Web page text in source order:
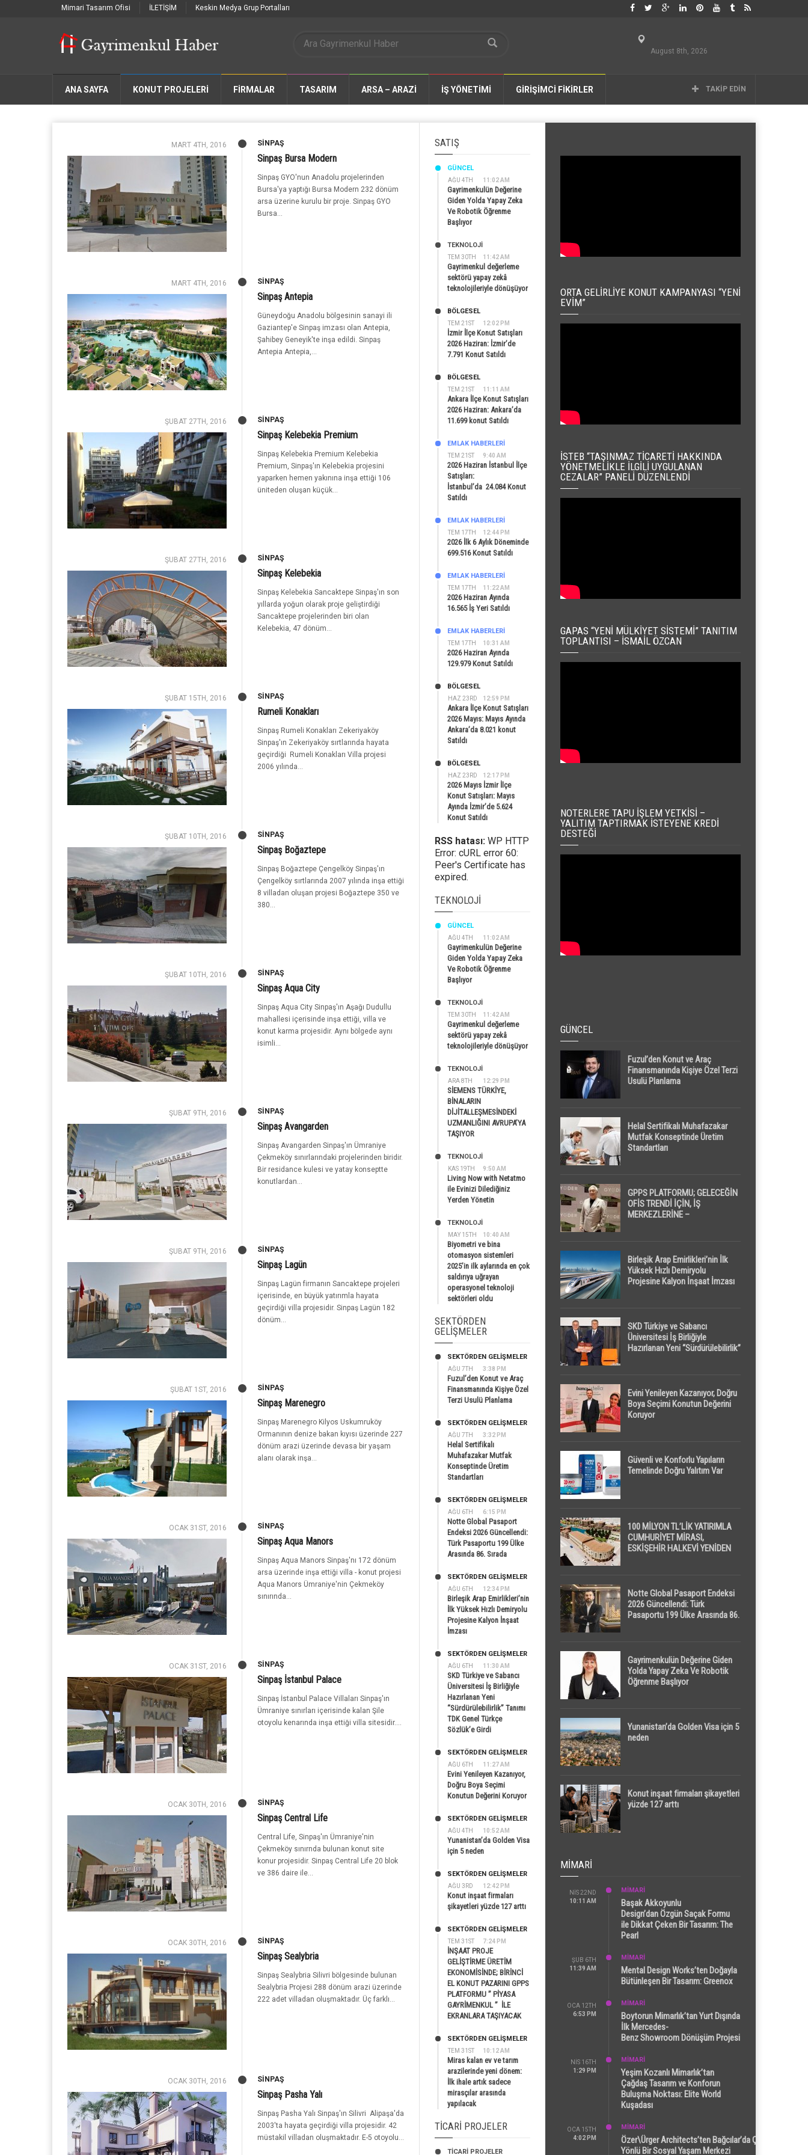
Mimari Tasarım Ofisi İLETİŞİM Keskin Medya Grup Portalları
August 8th, 2026
ANA SAYFA KONUT PROJELERİ FIRMALAR TASARIM ARSA – ARAZİ İŞ YÖNETİMİ GİRİŞİMCİ FİKİRLER TAKIP EDIN
MART 4TH, 2016 SINPAŞ
Sinpaş Bursa Modern
Sinpaş GYO'nun Anadolu projelerinden
Bursa'ya yaptığı Bursa Modern 232 dönüm
arsa üzerine kurulu bir proje. Sinpaş GYO
Bursa...
MART 4TH, 2016 SINPAŞ
Sinpaş Antepia
Güneydoğu Anadolu bölgesinin sanayi ili
Gaziantep'e Sinpaş imzası olan Antepia,
Şahibey Geneyik'te inşa edildi. Sinpaş
Antepia Antepia,...
ŞUBAT 27TH, 2016 SINPAŞ
Sinpaş Kelebekia Premium
Sinpaş Kelebekia Premium Kelebekia
Premium, Sinpaş'ın Kelebekia projesini
yaparken hemen yakınına inşa ettiği 106
üniteden oluşan küçük...
ŞUBAT 27TH, 2016 SINPAŞ
Sinpaş Kelebekia
Sinpaş Kelebekia Sancaktepe Sinpaş'ın son
yıllarda yoğun olarak proje geliştirdiği
Sancaktepe projelerinden biri olan
Kelebekia, 47 dönüm...
ŞUBAT 15TH, 2016 SINPAŞ
Rumeli Konakları
Sinpaş Rumeli Konakları Zekeriyaköy
Sinpaş'ın Zekeriyaköy sırtlarında hayata
geçirdiği Rumeli Konakları Villa projesi
2006 yılında...
ŞUBAT 10TH, 2016 SINPAŞ
Sinpaş Boğaztepe
Sinpaş Boğaztepe Çengelköy Sinpaş'ın
Çengelköy sırtlarında 2007 yılında inşa ettiği
8 villadan oluşan projesi Boğaztepe 350 ve
380...
ŞUBAT 10TH, 2016 SINPAŞ
Sinpaş Aqua City
Sinpaş Aqua City Sinpaş'ın Aşağı Dudullu
mahallesi içerisinde inşa ettiği, villa ve
konut karma projesidir. Aynı bölgede aynı
isimli...
ŞUBAT 9TH, 2016 SINPAŞ
Sinpaş Avangarden
Sinpaş Avangarden Sinpaş'ın Ümraniye
Çekmeköy sınırlarındaki projelerinden biridir.
Bir residance kulesi ve yatay konseptte
konutlardan...
ŞUBAT 9TH, 2016 SINPAŞ
Sinpaş Lagün
Sinpaş Lagün firmanın Sancaktepe projeleri
içerisinde, en büyük yatırımla hayata
geçirdiği villa projesidir. Sinpaş Lagün 182
dönüm...
ŞUBAT 1ST, 2016 SINPAŞ
Sinpaş Marenegro
Sinpaş Marenegro Kilyos Uskumruköy
Ormanının denize bakan kıyısı üzerinde 227
dönüm arazi üzerinde devasa bir yaşam
alanı olarak inşa...
OCAK 31ST, 2016 SINPAŞ
Sinpaş Aqua Manors
Sinpaş Aqua Manors Sinpaş'nı 172 dönüm
arsa üzerinde inşa ettiği villa - konut projesi
Aqua Manors Ümraniye'nin Çekmeköy
sınırında...
OCAK 31ST, 2016 SINPAŞ
Sinpaş İstanbul Palace
Sinpaş İstanbul Palace Villaları Sinpaş'ın
Ümraniye sınırları içerisinde kalan Şile
otoyolu kenarında inşa ettiği villa sitesidir....
OCAK 30TH, 2016 SINPAŞ
Sinpaş Central Life
Central Life, Sinpaş'ın Ümraniye'nin
Çekmeköy sınırnda bulunan konut site
konur projesidir. Sinpaş Central Life 20 blok
ve 386 daire ile...
OCAK 30TH, 2016 SINPAŞ
Sinpaş Sealybria
Sinpaş Sealybria Silivri bölgesinde bulunan
Sealybria Projesi 288 dönüm arazi üzerinde
222 adet villadan oluşmaktadır. Üç farklı...
OCAK 30TH, 2016 SINPAŞ
Sinpaş Pasha Yalı
Sinpaş Pasha Yalı Sinpaş'ın Silivri Alipaşa'da
2003'ta hayata geçirdiği villa projesidir. 42
müstakil villadan oluşmaktadır. E-5 otoyolu...
SATIŞ
AĞU 4TH 11:02 AM
GÜNCEL
Gayrimenkulün Değerine
Giden Yolda Yapay Zeka
Ve Robotik Öğrenme
Başlıyor
TEM 30TH 11:42 AM
TEKNOLOJİ
Gayrimenkul değerleme
sektörü yapay zekâ
teknolojileriyle dönüşüyor
TEM 21ST 12:02 PM
BÖLGESEL
İzmir İlçe Konut Satışları
2026 Haziran: İzmir’de
7.791 Konut Satıldı
TEM 21ST 11:11 AM
BÖLGESEL
Ankara İlçe Konut Satışları
2026 Haziran: Ankara’da
11.699 konut Satıldı
TEM 21ST 9:40 AM
EMLAK HABERLERI
2026 Haziran İstanbul İlçe
Satışları:
İstanbul’da 24.084 Konut
Satıldı
TEM 17TH 12:44 PM
EMLAK HABERLERI
2026 İlk 6 Aylık Döneminde
699.516 Konut Satıldı
TEM 17TH 11:22 AM
EMLAK HABERLERI
2026 Haziran Ayında
16.565 İş Yeri Satıldı
TEM 17TH 10:31 AM
EMLAK HABERLERI
2026 Haziran Ayında
129.979 Konut Satıldı
HAZ 23RD 12:59 PM
BÖLGESEL
Ankara İlçe Konut Satışları
2026 Mayıs: Mayıs Ayında
Ankara’da 8.021 konut
Satıldı
HAZ 23RD 12:17 PM
BÖLGESEL
2026 Mayıs İzmir İlçe
Konut Satışları: Mayıs
Ayında İzmir’de 5.624
Konut Satıldı
RSS hatası: WP HTTP
Error: cURL error 60:
Peer's Certificate has
expired.
TEKNOLOJI
AĞU 4TH 11:02 AM
GÜNCEL
Gayrimenkulün Değerine
Giden Yolda Yapay Zeka
Ve Robotik Öğrenme
Başlıyor
TEM 30TH 11:42 AM
TEKNOLOJİ
Gayrimenkul değerleme
sektörü yapay zekâ
teknolojileriyle dönüşüyor
ARA 8TH 12:29 PM
TEKNOLOJİ
SİEMENS TÜRKİYE,
BİNALARIN
DİJİTALLEŞMESİNDEKİ
UZMANLIĞINI AVRUPA’YA
TAŞIYOR
KAS 19TH 9:50 AM
TEKNOLOJİ
Living Now with Netatmo
ile Evinizi Dilediğiniz
Yerden Yönetin
MAY 15TH 10:40 AM
TEKNOLOJİ
Biyometri ve bina
otomasyon sistemleri
2025’in ilk aylarında en çok
saldırıya uğrayan
operasyonel teknoloji
sektörleri oldu
SEKTÖRDEN
GELIŞMELER
AĞU 7TH 3:38 PM
SEKTÖRDEN GELIŞMELER
Fuzul’den Konut ve Araç
Finansmanında Kişiye Özel
Terzi Usulü Planlama
AĞU 7TH 3:32 PM
SEKTÖRDEN GELIŞMELER
Helal Sertifikalı
Muhafazakar Mutfak
Konseptinde Üretim
Standartları
AĞU 6TH 6:15 PM
SEKTÖRDEN GELIŞMELER
Notte Global Pasaport
Endeksi 2026 Güncellendi:
Türk Pasaportu 199 Ülke
Arasında 86. Sırada
AĞU 6TH 12:34 PM
SEKTÖRDEN GELIŞMELER
Birleşik Arap Emirlikleri’nin
İlk Yüksek Hızlı Demiryolu
Projesine Kalyon İnşaat
İmzası
AĞU 6TH 11:30 AM
SEKTÖRDEN GELIŞMELER
SKD Türkiye ve Sabancı
Üniversitesi İş Birliğiyle
Hazırlanan Yeni
“Sürdürülebilirlik” Tanımı
TDK Genel Türkçe
Sözlük’e Girdi
AĞU 6TH 11:27 AM
SEKTÖRDEN GELIŞMELER
Evini Yenileyen Kazanıyor,
Doğru Boya Seçimi
Konutun Değerini Koruyor
AĞU 4TH 10:52 AM
SEKTÖRDEN GELIŞMELER
Yunanistan’da Golden Visa
için 5 neden
AĞU 3RD 12:42 PM
SEKTÖRDEN GELIŞMELER
Konut inşaat firmaları
şikayetleri yüzde 127 arttı
TEM 31ST 7:24 PM
SEKTÖRDEN GELIŞMELER
İNŞAAT PROJE
GELİŞTİRME ÜRETİM
EKONOMİSİNDE; BİRİNCİ
EL KONUT PAZARINI GPPS
PLATFORMU ” PİYASA
GAYRİMENKUL ” İLE
EKRANLARA TAŞIYACAK
TEM 31ST 10:12 AM
SEKTÖRDEN GELIŞMELER
Miras kalan ev ve tarım
arazilerinde yeni dönem:
İlk ihale artık sadece
mirasçılar arasında
yapılacak
TICARI PROJELER
TİCARİ PROJELER
ORTA GELIRLIYE KONUT KAMPANYASI “YENI
EVIM”
İSTEB “TAŞINMAZ TICARETI HAKKINDA
YÖNETMELIKLE İLGILI UYGULANAN
CEZALAR” PANELI DÜZENLENDI
GAPAS “YENI MÜLKIYET SISTEMI” TANITIM
TOPLANTISI – İSMAIL ÖZCAN
NOTERLERE TAPU İŞLEM YETKISI –
YALITIM TAPTIRMAK İSTEYENE KREDI
DESTEĞI
GÜNCEL
Fuzul’den Konut ve Araç
Finansmanında Kişiye Özel Terzi
Usulü Planlama
Helal Sertifikalı Muhafazakar
Mutfak Konseptinde Üretim
Standartları
GPPS PLATFORMU; GELECEĞİN
OFİS TRENDİ İÇİN, İŞ
MERKEZLERİNE –
Birleşik Arap Emirlikleri’nin İlk
Yüksek Hızlı Demiryolu
Projesine Kalyon İnşaat İmzası
SKD Türkiye ve Sabancı
Üniversitesi İş Birliğiyle
Hazırlanan Yeni “Sürdürülebilirlik”
Evini Yenileyen Kazanıyor, Doğru
Boya Seçimi Konutun Değerini
Koruyor
Güvenli ve Konforlu Yapıların
Temelinde Doğru Yalıtım Var
100 MİLYON TL’LİK YATIRIMLA
CUMHURİYET MİRASI,
ESKİŞEHİR HALKEVİ YENİDEN
Notte Global Pasaport Endeksi
2026 Güncellendi: Türk
Pasaportu 199 Ülke Arasında 86.
Gayrimenkulün Değerine Giden
Yolda Yapay Zeka Ve Robotik
Öğrenme Başlıyor
Yunanistan’da Golden Visa için 5
neden
Konut inşaat firmaları şikayetleri
yüzde 127 arttı
MIMARI
NIS 22ND
10:11 AM
MİMARİ
Başak Akkoyunlu
Design’dan Özgün Saçak Formu
ile Dikkat Çeken Bir Tasarım: The
Pearl
ŞUB 6TH
11:39 AM
MİMARİ
Mental Design Works’ten Doğayla
Bütünleşen Bir Tasarım: Greenox
OCA 12TH
6:53 PM
MİMARİ
Boytorun Mimarlık’tan Yurt Dışında
İlk Mercedes-
Benz Showroom Dönüşüm Projesi
NIS 16TH
1:29 PM
MİMARİ
Yeşim Kozanlı Mimarlık’tan
Çağdaş Tasarım ve Konforun
Buluşma Noktası: Elite World
Kuşadası
OCA 15TH
4:02 PM
MİMARİ
Özer\Ürger Architects’ten Bağcılar’da Çok
Yönlü Bir Sosyal Yaşam Merkezi